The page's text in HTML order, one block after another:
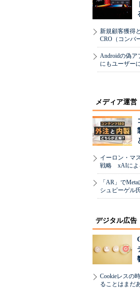
新規顧客獲得
CRO（コンバ
Androidの偽ア
にもユーザー
メディア運営
イーロン・マ
戦略 xAIによ
「AR」で
シュピーゲル
デジタル広告
Cookieレスの
ることはまだ